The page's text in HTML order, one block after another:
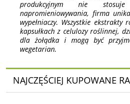
produkcyjnym nie
napromieniowywania, firma
wypełniaczy. Wszystkie ekstrakty
kapsułkach z celulozy roślinnej,
dla żołądka i mogą być
wegetarian.
NAJCZĘŚCIEJ KUPOWANE